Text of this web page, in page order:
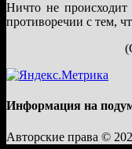
Ничто не происходит
противоречии с тем,
Информация на
Авторские права ©